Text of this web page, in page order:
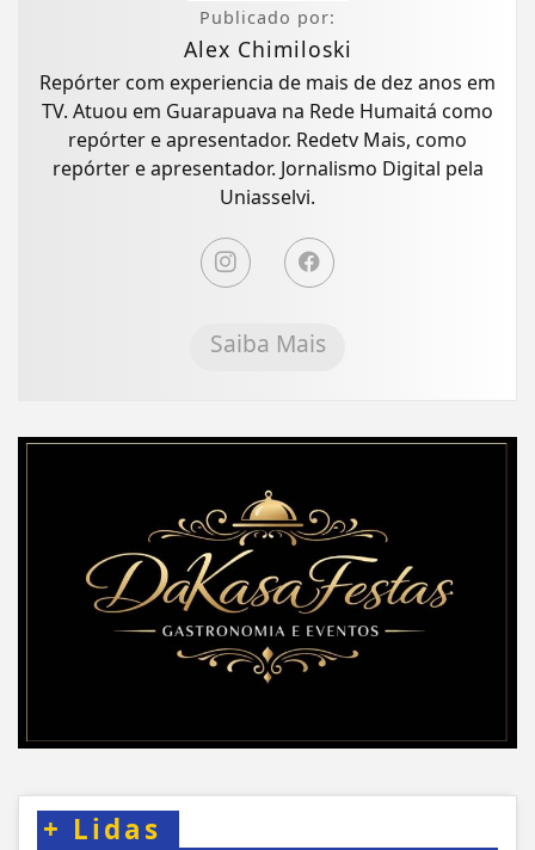
Publicado por:
Alex Chimiloski
Repórter com experiencia de mais de dez anos em
TV. Atuou em Guarapuava na Rede Humaitá como
repórter e apresentador. Redetv Mais, como
repórter e apresentador. Jornalismo Digital pela
Uniasselvi.
Saiba Mais
+ Lidas